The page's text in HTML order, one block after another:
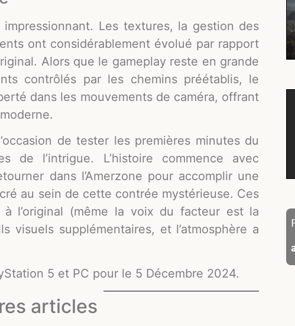
Les textures, la gestion des
ont considérablement évolué par rapport
Alors que le gameplay reste en grande
contrôlés par les chemins préétablis, le
dans les mouvements de caméra, offrant
de tester les premières minutes du
de l’intrigue. L’histoire commence avec
dans l’Amerzone pour accomplir une
au sein de cette contrée mystérieuse. Ces
l’original (même la voix du facteur est la
visuels supplémentaires, et l’atmosphère a
5 et PC pour le 5 Décembre 2024.
articles